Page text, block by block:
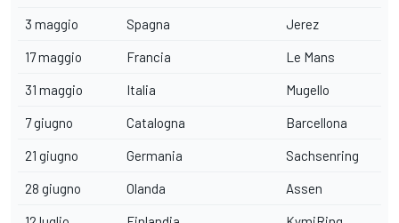
3 maggio Spagna Jerez
17 maggio Francia Le Mans
31 maggio Italia Mugello
7 giugno Catalogna Barcellona
21 giugno Germania Sachsenring
28 giugno Olanda Assen